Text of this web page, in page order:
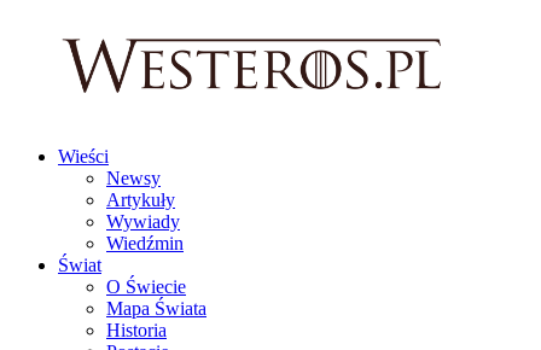
Wieści
Newsy
Artykuły
Wywiady
Wiedźmin
Świat
O Świecie
Mapa Świata
Historia